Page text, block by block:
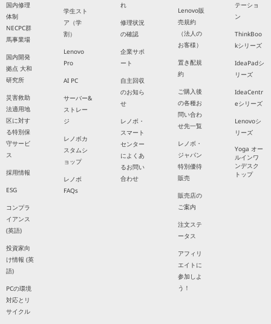
国内修理
体制
NECPC群
馬事業場
国内開発
拠点 大和
研究所
災害救助
法適用地
区に対す
る特別保
守サービ
ス
採用情報
ESG
コンプラ
イアンス
(英語)
投資家向
け情報 (英
語)
PCの環境
対応とリ
サイクル
学生スト
ア（学
割）
Lenovo
Pro
AI PC
サーバー&
ストレー
ジ
レノボカ
スタムシ
ョップ
レノボ
FAQs
れ
修理状況
の確認
企業サポ
ート
自主回収
のお知ら
せ
レノボ・
スマート
センター
によくあ
るお問い
合わせ
Lenovo販
売規約
（法人の
お客様）
置き配規
約
ご購入後
の各種お
問い合わ
せ先一覧
レノボ・
ジャパン
特別優待
販売
販売店の
ご案内
注文ステ
ータス
アフィリ
エイトに
参加しよ
う！
テーショ
ン
ThinkBoo
kシリーズ
IdeaPadシ
リーズ
IdeaCentr
eシリーズ
Lenovoシ
リーズ
Yoga オー
ルインワ
ンデスク
トップ